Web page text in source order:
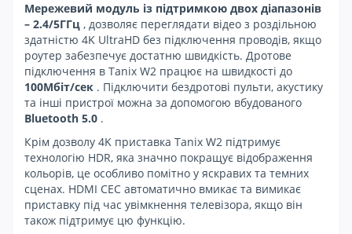
Мережевий модуль із підтримкою двох діапазонів
– 2.4/5ГГц , дозволяє переглядати відео з роздільною
здатністю 4K UltraHD без підключення проводів, якщо
роутер забезпечує достатню швидкість. Дротове
підключення в Tanix W2 працює на швидкості до
100Мбіт/сек . Підключити бездротові пульти, акустику
та інші пристрої можна за допомогою вбудованого
Bluetooth 5.0 .
Крім дозволу 4K приставка Tanix W2 підтримує
технологію HDR, яка значно покращує відображення
кольорів, це особливо помітно у яскравих та темних
сценах. HDMI CEC автоматично вмикає та вимикає
приставку під час увімкнення телевізора, якщо він
також підтримує цю функцію.